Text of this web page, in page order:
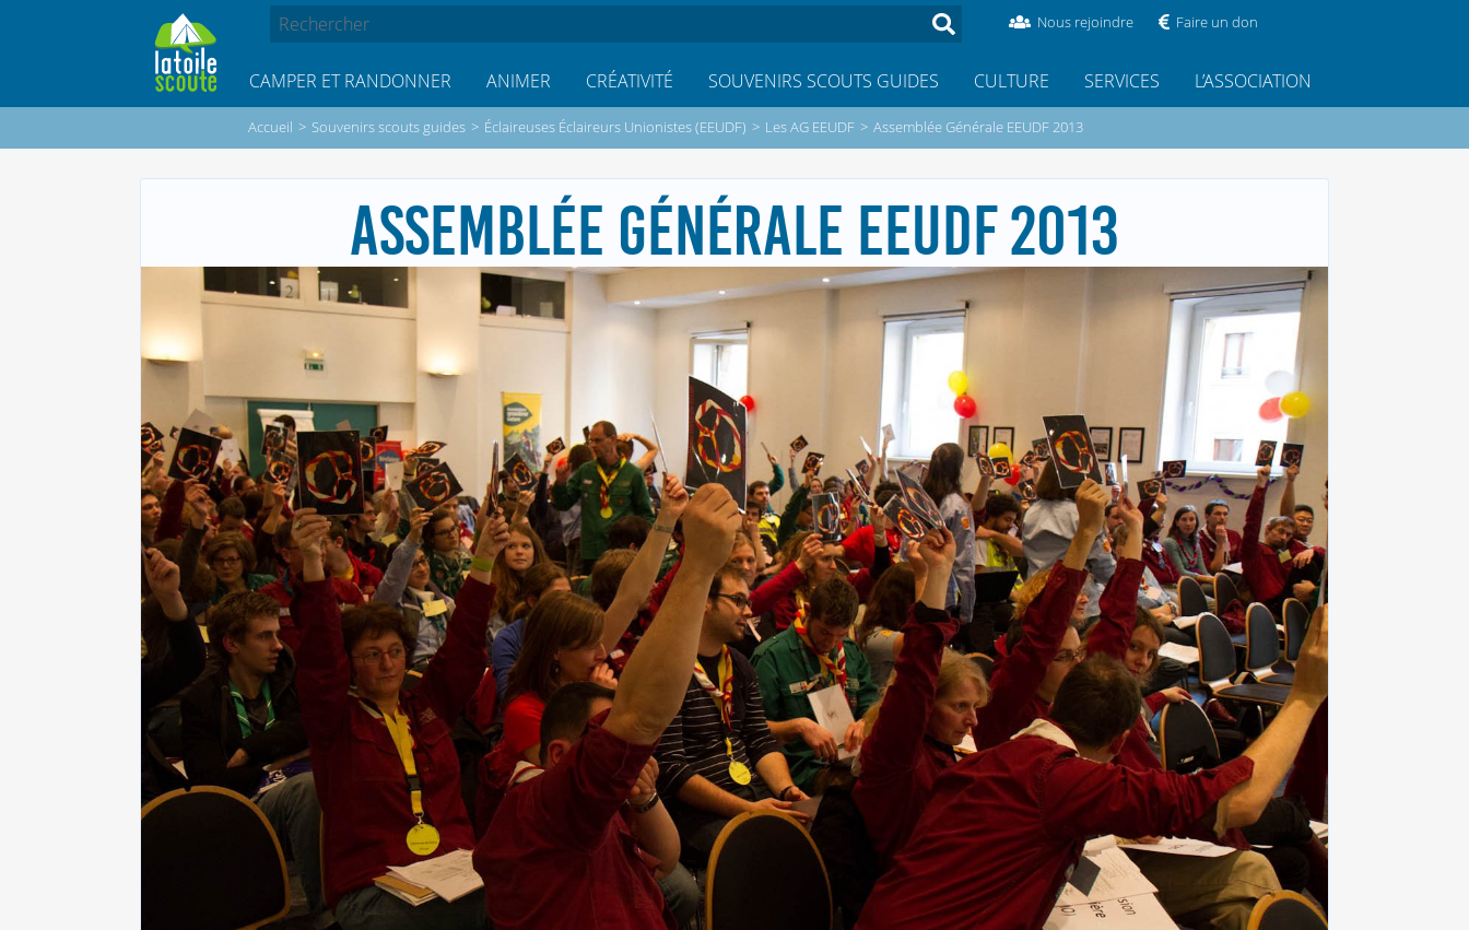
Nous rejoindre Faire un don
CAMPER ET RANDONNER ANIMER CRÉATIVITÉ SOUVENIRS SCOUTS GUIDES CULTURE SERVICES L’ASSOCIATION
Accueil > Souvenirs scouts guides > Éclaireuses Éclaireurs Unionistes (EEUDF) > Les AG EEUDF > Assemblée Générale EEUDF 2013
ASSEMBLÉE GÉNÉRALE EEUDF 2013